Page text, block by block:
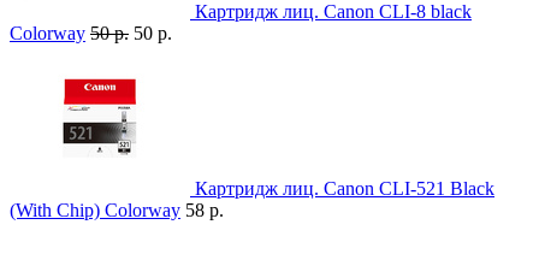
Картридж лиц. Canon CLI-8 black
Colorway 50 р. 50 р.
Картридж лиц. Canon CLI-521 Black
(With Chip) Colorway 58 р.